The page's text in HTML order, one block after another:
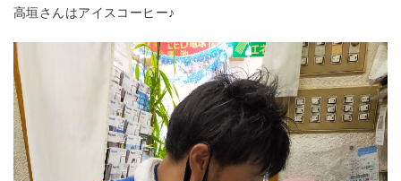
高垣さんはアイスコーヒー♪